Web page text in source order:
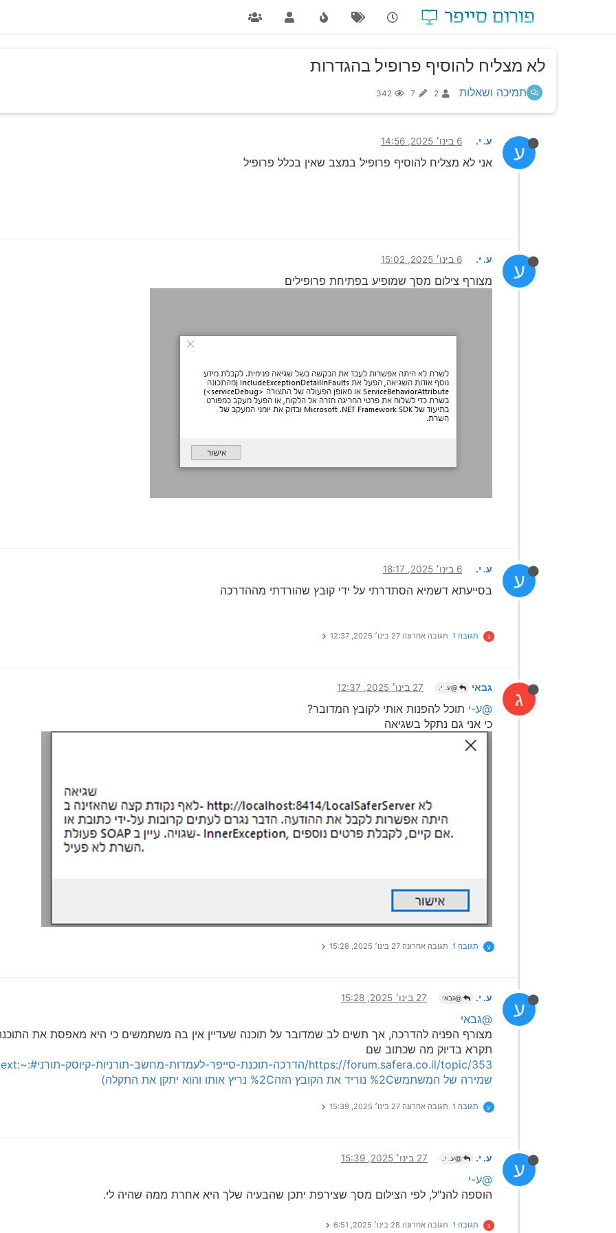
לא מצליח להוסיף פרופיל בהגדרות
תמיכה ושאלות 2
7
342
ע ע. י. 6 בינו׳ 2025, 14:56
אני לא מצליח להוסיף פרופיל במצב שאין בכלל פרופיל
ע ע. י. 6 בינו׳ 2025, 15:02
מצורף צילום מסך שמופיע בפתיחת פרופילים
ע ע. י. 6 בינו׳ 2025, 18:17
בסייעתא דשמיא הסתדרתי על ידי קובץ שהורדתי מההדרכה
ג תגובה 1 תגובה אחרונה 27 בינו׳ 2025, 12:37
ג גבאי @ע. י. 27 בינו׳ 2025, 12:37
@ע-י תוכל להפנות אותי לקובץ המדובר?
כי אני גם נתקל בשגיאה
ע תגובה 1 תגובה אחרונה 27 בינו׳ 2025, 15:28
ע ע. י. @גבאי 27 בינו׳ 2025, 15:28
@גבאי
מצורף הפניה להדרכה, אך תשים לב שמדובר על תוכנה שעדיין אין בה משתמשים כי היא מאפסת את
תקרא בדיוק מה שכתוב שם
שמירה של המשתמש%2C נוריד את הקובץ הזה%2C נריץ אותו והוא יתקן את התקלה)
ע תגובה 1 תגובה אחרונה 27 בינו׳ 2025, 15:39
ע ע. י. @ע. י. 27 בינו׳ 2025, 15:39
@ע-י
הוספה להנ"ל, לפי הצילום מסך שצירפת יתכן שהבעיה שלך היא אחרת ממה שהיה לי.
ג תגובה 1 תגובה אחרונה 28 בינו׳ 2025, 6:51